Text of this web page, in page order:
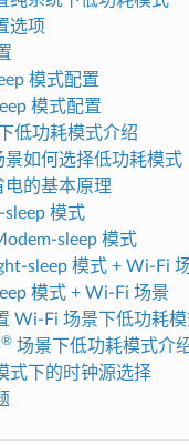
选项
模式配置
模式配置
低功耗模式介绍
如何选择低功耗模式
的基本原理
sleep 模式
sleep 模式
sleep 模式 + Wi-Fi
模式 + Wi-Fi 场景
Wi-Fi 场景下低功耗
®场景下低功耗模式介
式下的时钟源选择